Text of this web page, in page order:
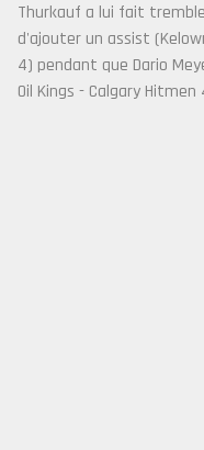
Thurkauf a lui fait
d'ajouter un assist
4) pendant que Dario
Oil Kings - Calgary Hitmen